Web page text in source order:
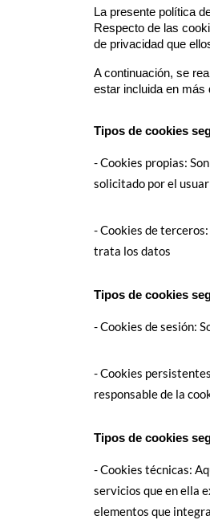
La presente política
Respecto de las
de privacidad que
A continuación, se
estar incluida en más
Tipos de cookies
- Cookies propias:
solicitado por el
- Cookies de
trata los datos
Tipos de cookies
- Cookies de sesión:
- Cookies
responsable de la
Tipos de cookies
- Cookies técnicas:
servicios que en ella
elementos que